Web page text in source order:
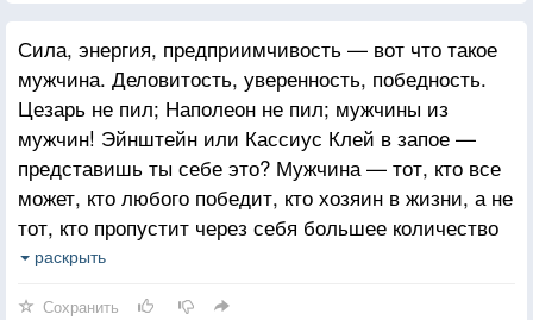
Сила, энергия, предприимчивость — вот что такое
мужчина. Деловитость, уверенность, победность.
Цезарь не пил; Наполеон не пил; мужчины из
мужчин! Эйнштейн или Кассиус Клей в запое —
представишь ты себе это? Мужчина — тот, кто все
может, кто любого победит, кто хозяин в жизни, а не
тот, кто пропустит через себя большее количество
алкоголя. Что за ахинея: фильтровать дым своими
раскрыть
Сохранить